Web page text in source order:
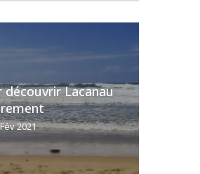
Lacanau
2021